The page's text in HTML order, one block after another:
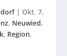
| Okt. 7,
, Neuwied,
, Region,